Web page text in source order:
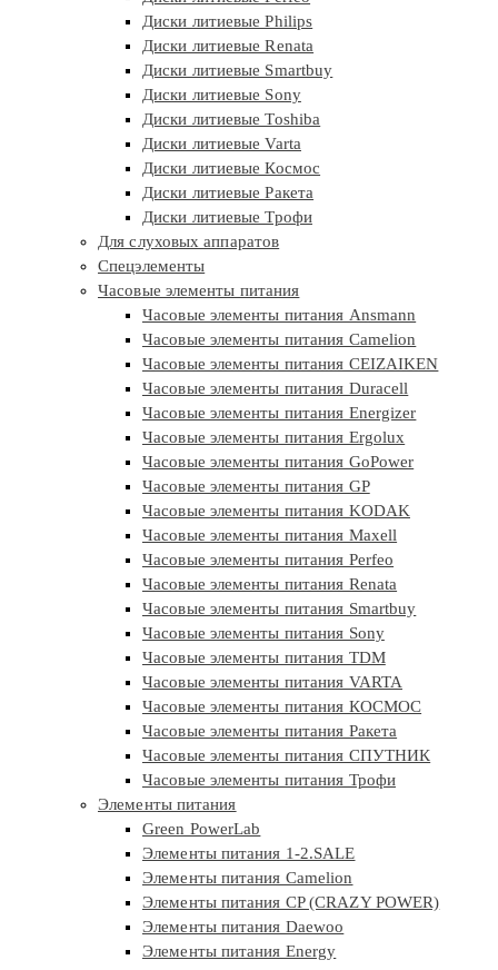
Диски литиевые Philips
Диски литиевые Renata
Диски литиевые Smartbuy
Диски литиевые Sony
Диски литиевые Toshiba
Диски литиевые Varta
Диски литиевые Космос
Диски литиевые Ракета
Диски литиевые Трофи
Для слуховых аппаратов
Спецэлементы
Часовые элементы питания
Часовые элементы питания Ansmann
Часовые элементы питания Camelion
Часовые элементы питания CEIZAIKEN
Часовые элементы питания Duracell
Часовые элементы питания Energizer
Часовые элементы питания Ergolux
Часовые элементы питания GoPower
Часовые элементы питания GP
Часовые элементы питания KODAK
Часовые элементы питания Maxell
Часовые элементы питания Perfeo
Часовые элементы питания Renata
Часовые элементы питания Smartbuy
Часовые элементы питания Sony
Часовые элементы питания TDM
Часовые элементы питания VARTA
Часовые элементы питания КОСМОС
Часовые элементы питания Ракета
Часовые элементы питания СПУТНИК
Часовые элементы питания Трофи
Элементы питания
Green PowerLab
Элементы питания 1-2.SALE
Элементы питания Camelion
Элементы питания CP (CRAZY POWER)
Элементы питания Daewoo
Элементы питания Energy